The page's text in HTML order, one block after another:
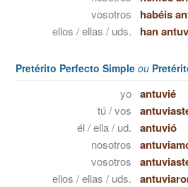
vosotros habéis
ellos / ellas / uds. han
Pretérito Perfecto Simple ou
yo antuvié
tú / vos
él / ella / ud. antuvió
nosotros
vosotros
ellos / ellas / uds.